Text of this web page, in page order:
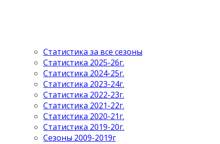
Статистика за все сезоны
Статистика 2025-26г.
Статистика 2024-25г.
Статистика 2023-24г.
Статистика 2022-23г.
Статистика 2021-22г.
Статистика 2020-21г.
Статистика 2019-20г.
Сезоны 2009-2019г